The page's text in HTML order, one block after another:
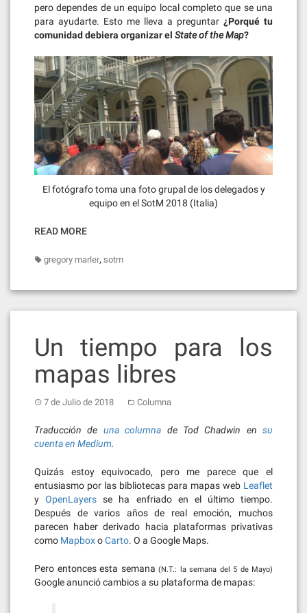
pero dependes de un equipo local completo que se una
para ayudarte. Esto me lleva a preguntar ¿Porqué tu
comunidad debiera organizar el State of the Map?
El fotógrafo toma una foto grupal de los delegados y
equipo en el SotM 2018 (Italia)
READ MORE
gregory marler, sotm
Un tiempo para los
mapas libres
7 de Julio de 2018 Columna
Traducción de una columna de Tod Chadwin en su
cuenta en Medium.
Quizás estoy equivocado, pero me parece que el
entusiasmo por las bibliotecas para mapas web Leaflet
yOpenLayers se ha enfriado en el último tiempo.
Después de varios años de real emoción, muchos
parecen haber derivado hacia plataformas privativas
como MapboxoCarto. O a Google Maps.
Pero entonces esta semana (N.T.: la semana del 5 de Mayo)
Google anunció cambios a su plataforma de mapas: